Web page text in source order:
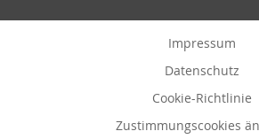
Impressum
Datenschutz
Cookie-Richtlinie
Zustimmungscookies